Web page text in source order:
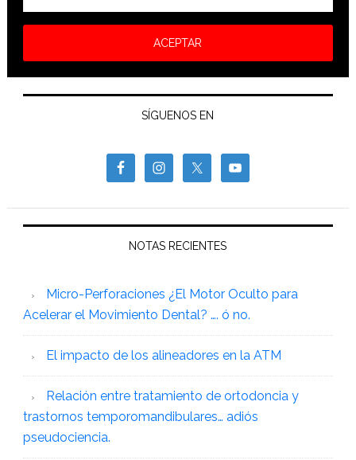
SÍGUENOS EN
NOTAS RECIENTES
Micro-Perforaciones ¿El Motor Oculto para
Acelerar el Movimiento Dental? …. ó no.
El impacto de los alineadores en la ATM
Relación entre tratamiento de ortodoncia y
trastornos temporomandibulares… adiós
pseudociencia.